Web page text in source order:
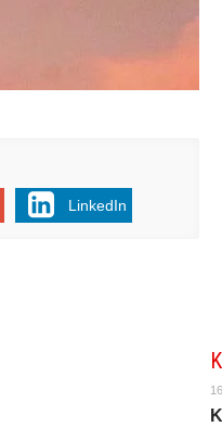
LinkedIn